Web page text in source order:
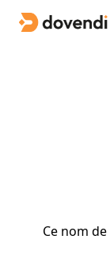
Ce nom